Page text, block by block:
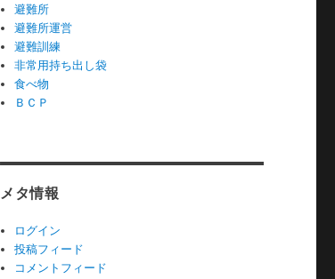
避難所
避難所運営
避難訓練
非常用持ち出し袋
食べ物
ＢＣＰ
メタ情報
ログイン
投稿フィード
コメントフィード